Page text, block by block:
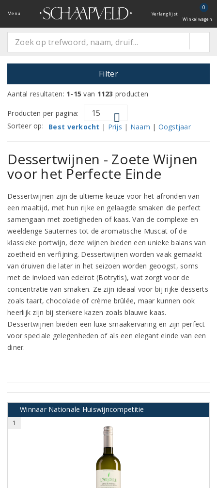
Menu Verlanglijst
0
Winkelwagen
Filter
Aantal resultaten: 1-15 van 1123 producten
Producten per pagina:
Sorteer op:
Best verkocht | Prijs | Naam | Oogstjaar
Dessertwijnen - Zoete Wijnen
voor het Perfecte Einde
Dessertwijnen zijn de ultieme keuze voor het afronden van
een maaltijd, met hun rijke en gelaagde smaken die perfect
samengaan met zoetigheden of kaas. Van de complexe en
weelderige Sauternes tot de aromatische Muscat of de
klassieke portwijn, deze wijnen bieden een unieke balans van
zoetheid en verfijning. Dessertwijnen worden vaak gemaakt
van druiven die later in het seizoen worden geoogst, soms
met de invloed van edelrot (Botrytis), wat zorgt voor de
concentratie van smaken. Ze zijn ideaal voor bij rijke desserts
zoals taart, chocolade of crème brûlée, maar kunnen ook
heerlijk zijn bij sterkere kazen zoals blauwe kaas.
Dessertwijnen bieden een luxe smaakervaring en zijn perfect
voor speciale gelegenheden of als een elegant einde van een
diner.
Winnaar Nationale Huiswijncompetitie
1